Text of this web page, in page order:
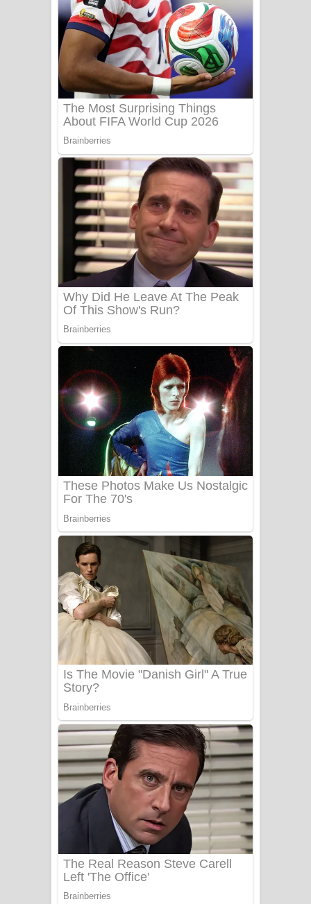
Gemak Deela Song Lyrics - ගේමක් දීලා
ගීතයේ පද පෙළ
Niwuna Numba Hinda Song Lyrics -
නිවුනා නුඹ හින්දා ගීතයේ පද පෙළ
Numba Dun Aadare Song Lyrics - නුඹ
Liyamuda Dan Anagathe Song Lyrics
- ලියමුද දැන් අනාගතේ ගීතයේ පද පෙළ
Doni Song Lyrics - දෝණි ගීතයේ පද
පෙළ
Benthara Palame Song Lyrics -
බෙන්තර පාලමේ ගීතයේ පද පෙළ
Sanda Babalena Song Lyrics - සඳ
බැබලෙන ගීතයේ පද පෙළ
Adare Wadi Nisa Song Lyrics - ආදරේ
වැඩි නිසා ගීතයේ පද පෙළ
UNUHUMA Song Lyrics - උණුහුම
ගීතයේ පද පෙළ
Katakara Song Lyrics - කටකාර ගීතයේ
Tharu Yaye Dilena Song Lyrics - තරු
යායේ දිලෙනා ගීතයේ පද පෙළ
Ow Man Sosa Song Lyrics - ඔව් මං
සෝසා ගීතයේ පද පෙළ
Heavy Weight Song Lyrics
Aye Lanweela Song Lyrics - ආයේ
ලංවීලා ගීතයේ පද පෙළ
Ala purannata Song Lyrics - ආල
පුරන්නට ගීතයේ පද පෙළ
FEVER DREAM Lyrics - Alex Warren
BTS : Hooligan Lyrics